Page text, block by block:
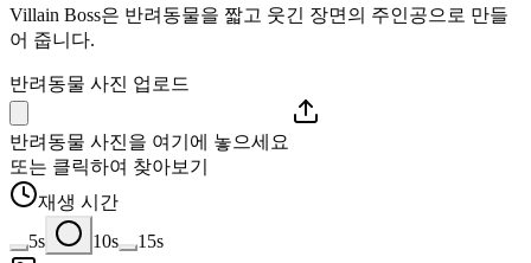
Villain Boss은 반려동물을 짧고 웃긴 장면의 주인공으로 만들
어 줍니다.
반려동물 사진 업로드
반려동물 사진을 여기에 놓으세요
또는 클릭하여 찾아보기
재생 시간
5s
10s
15s